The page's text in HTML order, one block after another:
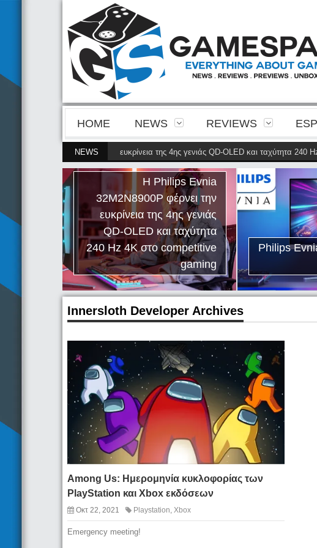
HOME NEWS REVIEWS
NEWS
32M2N8900P φέρνει την ευκρίνεια της 4ης γενιάς QD-OLED και ταχύτητα 240 Hz
Η Philips Evnia
32M2N8900P φέρνει την
ευκρίνεια της 4ης γενιάς
QD-OLED και ταχύτητα
240 Hz 4K στο competitive
gaming
Philips Evnia
Innersloth Developer Archives
Among Us: Ημερομηνία κυκλοφορίας των
PlayStation και Xbox εκδόσεων
Οκτ 22, 2021 Playstation Xbox
Emergency meeting!